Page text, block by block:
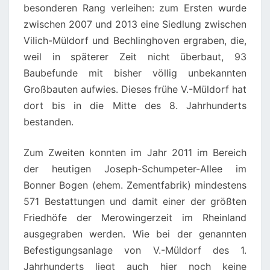
N
besonderen Rang verleihen: zum Ersten wurde
zwischen 2007 und 2013 eine Siedlung zwischen
Vilich-Müldorf und Bechlinghoven ergraben, die,
weil in späterer Zeit nicht überbaut, 93
Baubefunde mit bisher völlig unbekannten
Großbauten aufwies. Dieses frühe V.-Müldorf hat
dort bis in die Mitte des 8. Jahrhunderts
bestanden.
Zum Zweiten konnten im Jahr 2011 im Bereich
der heutigen Joseph-Schumpeter-Allee im
Bonner Bogen (ehem. Zementfabrik) mindestens
571 Bestattungen und damit einer der größten
Friedhöfe der Merowingerzeit im Rheinland
ausgegraben werden. Wie bei der genannten
Befestigungsanlage von V.-Müldorf des 1.
Jahrhunderts liegt auch hier noch keine